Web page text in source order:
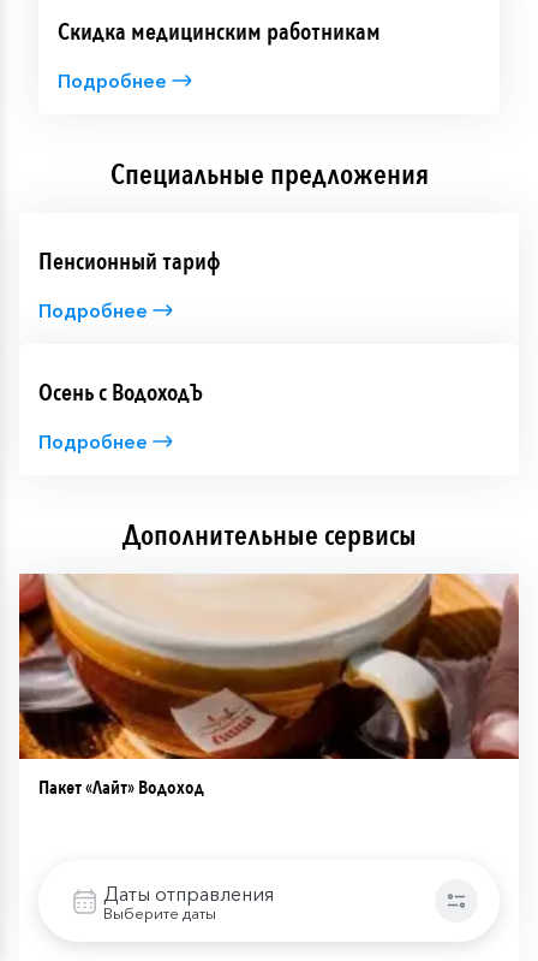
Даты отправления
Выберите даты
Скидка медицинским работникам
Подробнее
Специальные предложения
Пенсионный тариф
Подробнее
Осень с ВодоходЪ
Подробнее
Дополнительные сервисы
Пакет «Лайт» Водоход
27 200 ₽ Подробнее